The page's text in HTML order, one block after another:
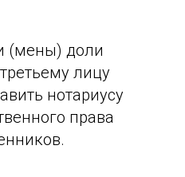
(мены) доли
лицу
нотариусу
права